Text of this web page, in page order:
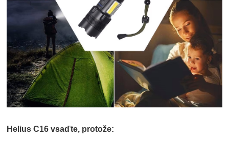
Helius C16 vsaďte, protože: